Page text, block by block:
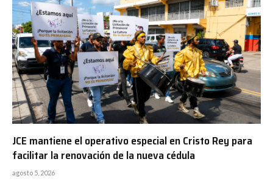
JCE mantiene el operativo especial en Cristo Rey para
facilitar la renovación de la nueva cédula
agosto 5, 2026